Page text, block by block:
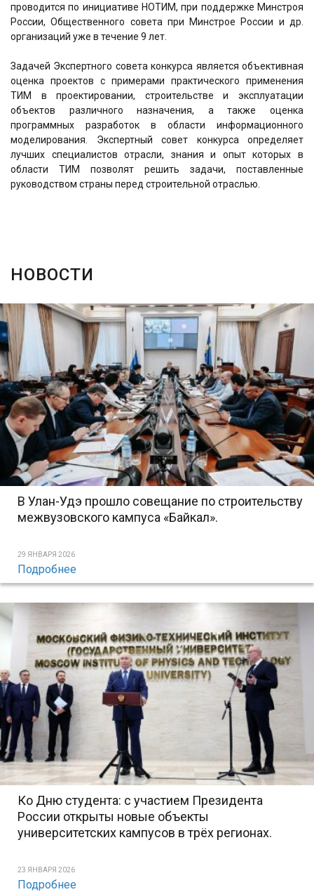
проводится по инициативе НОТИМ, при поддержке Минстроя
России, Общественного совета при Минстрое России и др.
организаций уже в течение 9 лет.
Задачей Экспертного совета конкурса является объективная
оценка проектов с примерами практического применения
ТИМ в проектировании, строительстве и эксплуатации
объектов различного назначения, а также оценка
программных разработок в области информационного
моделирования. Экспертный совет конкурса определяет
лучших специалистов отрасли, знания и опыт которых в
области ТИМ позволят решить задачи, поставленные
руководством страны перед строительной отраслью.
НОВОСТИ
В Улан-Удэ прошло совещание по строительству
межвузовского кампуса «Байкал».
29 ЯНВАРЯ 2026
Подробнее
Ко Дню студента: с участием Президента
России открыты новые объекты
университетских кампусов в трёх регионах.
23 ЯНВАРЯ 2026
Подробнее